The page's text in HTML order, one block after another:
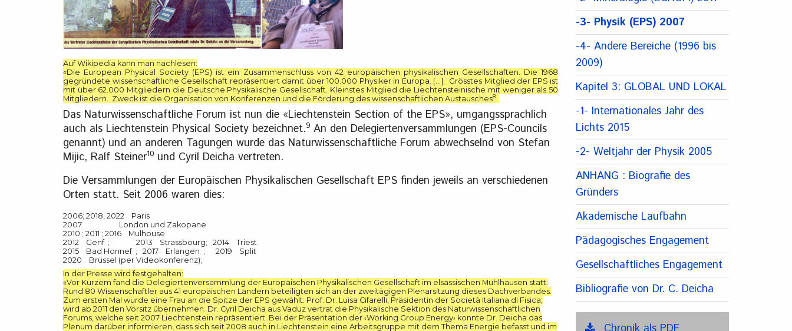
Auf Wikipedia kann man nachlesen:
«Die European Physical Society (EPS) ist ein Zusammenschluss von 42 europäischen physikalischen Gesellschaften. Die 1968
gegründete wissenschaftliche Gesellschaft repräsentiert damit über 100.000 Physiker in Europa. […]. Grösstes Mitglied der EPS ist
mit über 62.000 Mitgliedern die Deutsche Physikalische Gesellschaft. Kleinstes Mitglied die Liechtensteinische mit weniger als 50
Mitgliedern. Zweck ist die Organisation von Konferenzen und die Förderung des wissenschaftlichen Austausches8
Das Naturwissenschaftliche Forum ist nun die «Liechtenstein Section of the EPS», umgangssprachlich
auch als Liechtenstein Physical Society bezeichnet.9 An den Delegiertenversammlungen (EPS-Councils
genannt) und an anderen Tagungen wurde das Naturwissenschaftliche Forum abwechselnd von Stefan
Mijic, Ralf Steiner10 und Cyril Deicha vertreten.
Die Versammlungen der Europäischen Physikalischen Gesellschaft EPS finden jeweils an verschiedenen
Orten statt. Seit 2006 waren dies:
2006; 2018, 2022 Paris
2007 London und Zakopane
2010 ; 2011 ; 2016 Mulhouse
2012 Genf ; 2013 Strassbourg; 2014 Triest
2015 Bad Honnef ; 2017 Erlangen ; 2019 Split
2020 Brüssel (per Videokonferenz);
In der Presse wird festgehalten:
«Vor Kurzem fand die Delegiertenversammlung der Europäischen Physikalischen Gesellschaft im elsässischen Mühlhausen statt.
Rund 80 Wissenschaftler aus 41 europäischen Ländern beteiligten sich an der zweitägigen Plenarsitzung dieses Dachverbandes.
Zum ersten Mal wurde eine Frau an die Spitze der EPS gewählt: Prof. Dr. Luisa Cifarelli, Präsidentin der Società Italiana di Fisica,
wird ab 2011 den Vorsitz übernehmen. Dr. Cyril Deicha aus Vaduz vertrat die Physikalische Sektion des Naturwissenschaftlichen
Forums, welche seit 2007 Liechtenstein repräsentiert. Bei der Präsentation der ‹Working Group Energy› konnte Dr. Deicha das
Plenum darüber informieren, dass sich seit 2008 auch in Liechtenstein eine Arbeitsgruppe mit dem Thema Energie befasst und im
-3- Physik (EPS) 2007
-4- Andere Bereiche (1996 bis
2009)
Kapitel 3: GLOBAL UND LOKAL
-1- Internationales Jahr des
Lichts 2015
-2- Weltjahr der Physik 2005
ANHANG : Biografie des
Gründers
Akademische Laufbahn
Pädagogisches Engagement
Gesellschaftliches Engagement
Bibliografie von Dr. C. Deicha